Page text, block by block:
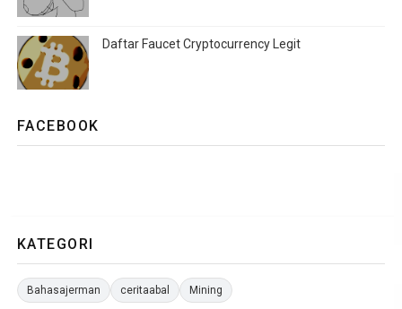
Daftar Faucet Cryptocurrency Legit
FACEBOOK
KATEGORI
Bahasajerman ceritaabal Mining